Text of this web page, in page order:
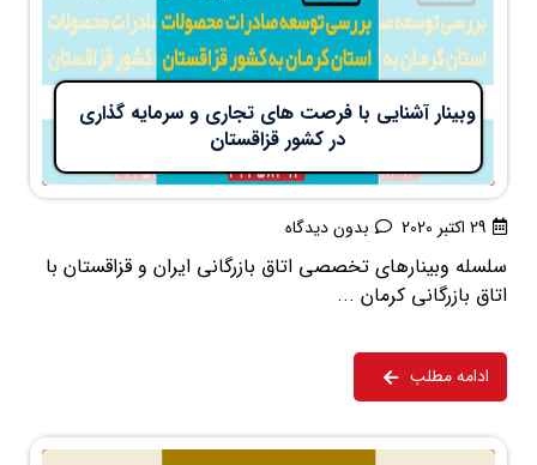
وبینار آشنایی با فرصت های تجاری و سرمایه گذاری
در کشور قزاقستان
29 اکتبر 2020 بدون دیدگاه
سلسله وبینارهای تخصصی اتاق بازرگانی ایران و قزاقستان با
اتاق بازرگانی کرمان ...
ادامه مطلب